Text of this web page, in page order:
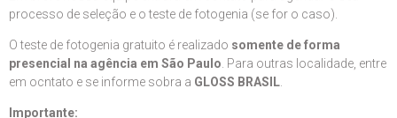
processo de seleção e o teste de fotogenia (se for o caso).
O teste de fotogenia gratuito é realizado somente de forma
presencial na agência em São Paulo . Para outras localidade, entre
em ocntato e se informe sobra a GLOSS BRASIL
Importante: